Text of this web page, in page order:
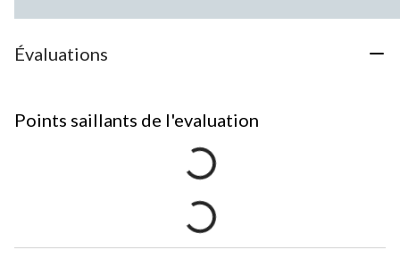
Évaluations
Points saillants de l'evaluation